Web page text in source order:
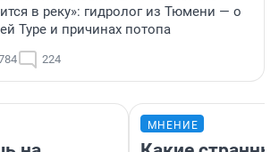
в реку»: гидролог из Тюмени — о
Туре и причинах потопа
224
МНЕНИЕ